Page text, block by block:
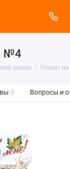
№4
школы Плакат
0 Вопросы и